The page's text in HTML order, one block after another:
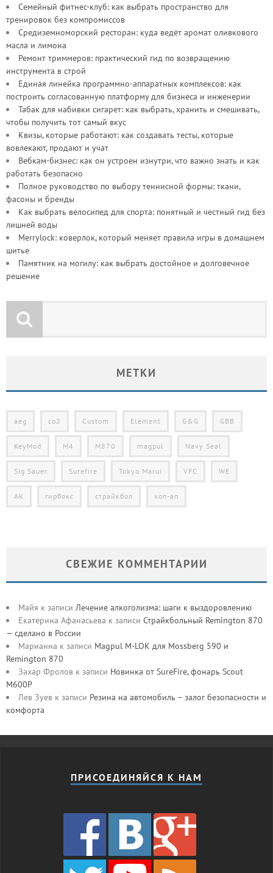
Семейный фитнес-клуб: как выбрать пространство для
тренировок без компромиссов
Средиземноморский ресторан: куда ведёт аромат оливкового
масла и лимона
Ремонт триммеров: практический гид по возвращению
инструмента в строй
Единая линейка программно-аппаратных комплексов: как
построить согласованную платформу для бизнеса и инженерии
Табак для набивки сигарет: как выбрать, хранить и смешивать,
чтобы получить тот самый вкус
Квизы, которые работают: как создавать тесты, которые
вовлекают, продают и учат
Вебкам-бизнес: как он устроен изнутри, что важно знать и как
работать безопасно
Полное руководство по выбору теннисной формы: ткани,
фасоны и бренды
Как выбрать велосипед для спорта: понятный и честный гид без
лишней воды
Merrylock: коверлок, который меняет правила игры в домашнем
шитье
Памятник на могилу: как выбрать достойное и долговечное
решение
МЕТКИ
aeg co2 Custom Element G&G GBB
KeyMod M4 M870 magpul Navy Seal
Sig Sauer Surefire Tokyo Marui VFC WE
АК гирбокс страйкбол хоп-ап
СВЕЖИЕ КОММЕНТАРИИ
Майя к записи Лечение алкоголизма: шаги к выздоровлению
Екатерина Афанасьева к записи Страйкбольный Remington 870
— сделано в России
Марианна к записи Magpul M-LOK для Mossberg 590 и
Remington 870
Захар Фролов к записи Новинка от SureFire, фонарь Scout
M600P
Лев Зуев к записи Резина на автомобиль – залог безопасности и
комфорта
ПРИСОЕДИНЯЙСЯ К НАМ